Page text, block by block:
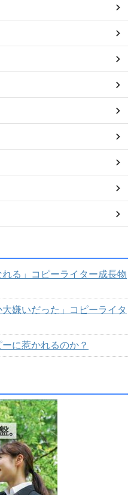
る」コピーライター成長物
嫌いだった」コピーライタ
に惹かれるのか？